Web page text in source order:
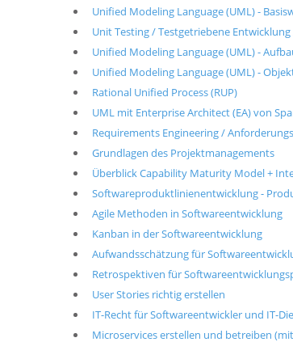
Unified Modeling Language (UML) -
Unit Testing / Testgetriebene
Unified Modeling Language (UML) -
Unified Modeling Language (UML) -
Rational Unified Process (RUP)
UML mit Enterprise Architect (EA) von
Requirements Engineering /
Grundlagen des Projektmanagements
Überblick Capability Maturity Model +
Softwareproduktlinienentwicklung -
Agile Methoden in Softwareentwicklung
Kanban in der Softwareentwicklung
Aufwandsschätzung für
Retrospektiven für
User Stories richtig erstellen
IT-Recht für Softwareentwickler und IT-
Microservices erstellen und betreiben (mit